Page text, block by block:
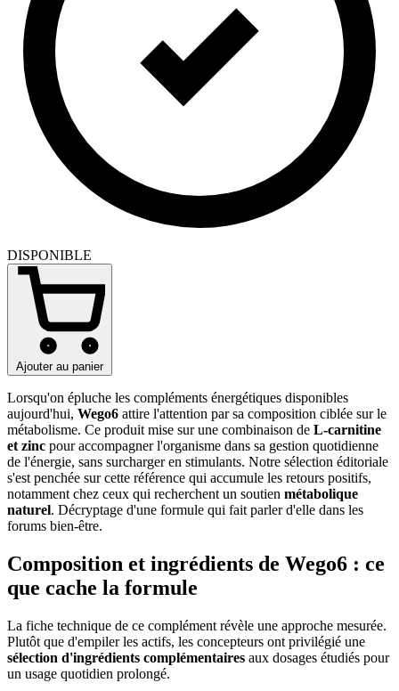
DISPONIBLE
Ajouter au panier
Lorsqu'on épluche les compléments énergétiques disponibles
aujourd'hui, Wego6 attire l'attention par sa composition ciblée sur le
métabolisme. Ce produit mise sur une combinaison de L-carnitine
et zinc pour accompagner l'organisme dans sa gestion quotidienne
de l'énergie, sans surcharger en stimulants. Notre sélection éditoriale
s'est penchée sur cette référence qui accumule les retours positifs,
notamment chez ceux qui recherchent un soutien métabolique
naturel. Décryptage d'une formule qui fait parler d'elle dans les
forums bien-être.
Composition et ingrédients de Wego6 : ce
que cache la formule
La fiche technique de ce complément révèle une approche mesurée.
Plutôt que d'empiler les actifs, les concepteurs ont privilégié une
sélection d'ingrédients complémentaires aux dosages étudiés pour
un usage quotidien prolongé.